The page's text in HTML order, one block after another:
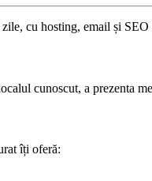
cu hosting, email și
cunoscut, a prezenta
îți oferă: